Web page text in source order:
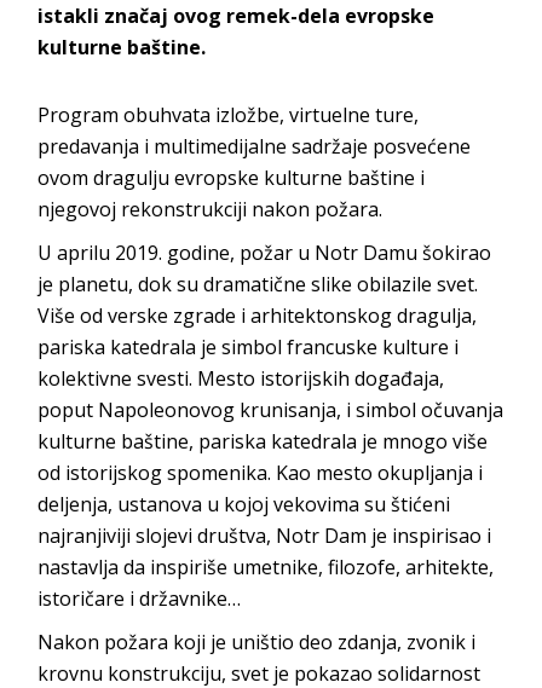
istakli značaj ovog remek-dela evropske
kulturne baštine.
Program obuhvata izložbe, virtuelne ture,
predavanja i multimedijalne sadržaje posvećene
ovom dragulju evropske kulturne baštine i
njegovoj rekonstrukciji nakon požara.
U aprilu 2019. godine, požar u Notr Damu šokirao
je planetu, dok su dramatične slike obilazile svet.
Više od verske zgrade i arhitektonskog dragulja,
pariska katedrala je simbol francuske kulture i
kolektivne svesti. Mesto istorijskih događaja,
poput Napoleonovog krunisanja, i simbol očuvanja
kulturne baštine, pariska katedrala je mnogo više
od istorijskog spomenika. Kao mesto okupljanja i
deljenja, ustanova u kojoj vekovima su štićeni
najranjiviji slojevi društva, Notr Dam je inspirisao i
nastavlja da inspiriše umetnike, filozofe, arhitekte,
istoričare i državnike…
Nakon požara koji je uništio deo zdanja, zvonik i
krovnu konstrukciju, svet je pokazao solidarnost